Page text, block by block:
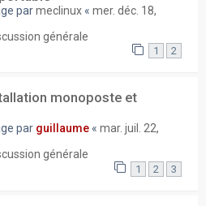
parmeclinux « mer. déc. 18,
générale
1 2
monoposte et
par guillaume « mar. juil. 22,
générale
1 2 3